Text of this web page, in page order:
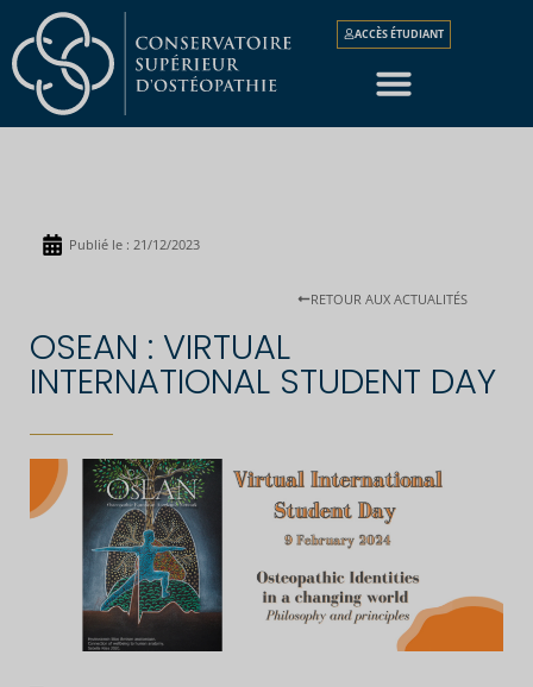
ACCÈS ÉTUDIANT
Publié le : 21/12/2023
RETOUR AUX ACTUALITÉS
OSEAN : VIRTUAL
INTERNATIONAL STUDENT DAY